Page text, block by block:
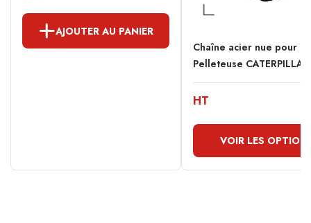
AJOUTER AU PANIER
Chaîne acier nue pour
Pelleteuse
HT
VOIR LES